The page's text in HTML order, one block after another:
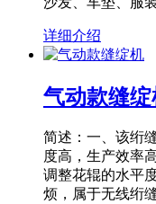
详细介绍
气动款缝绽
简述：一、该绗
度高，生产效率
调整花辊的水平
烦，属于无线绗